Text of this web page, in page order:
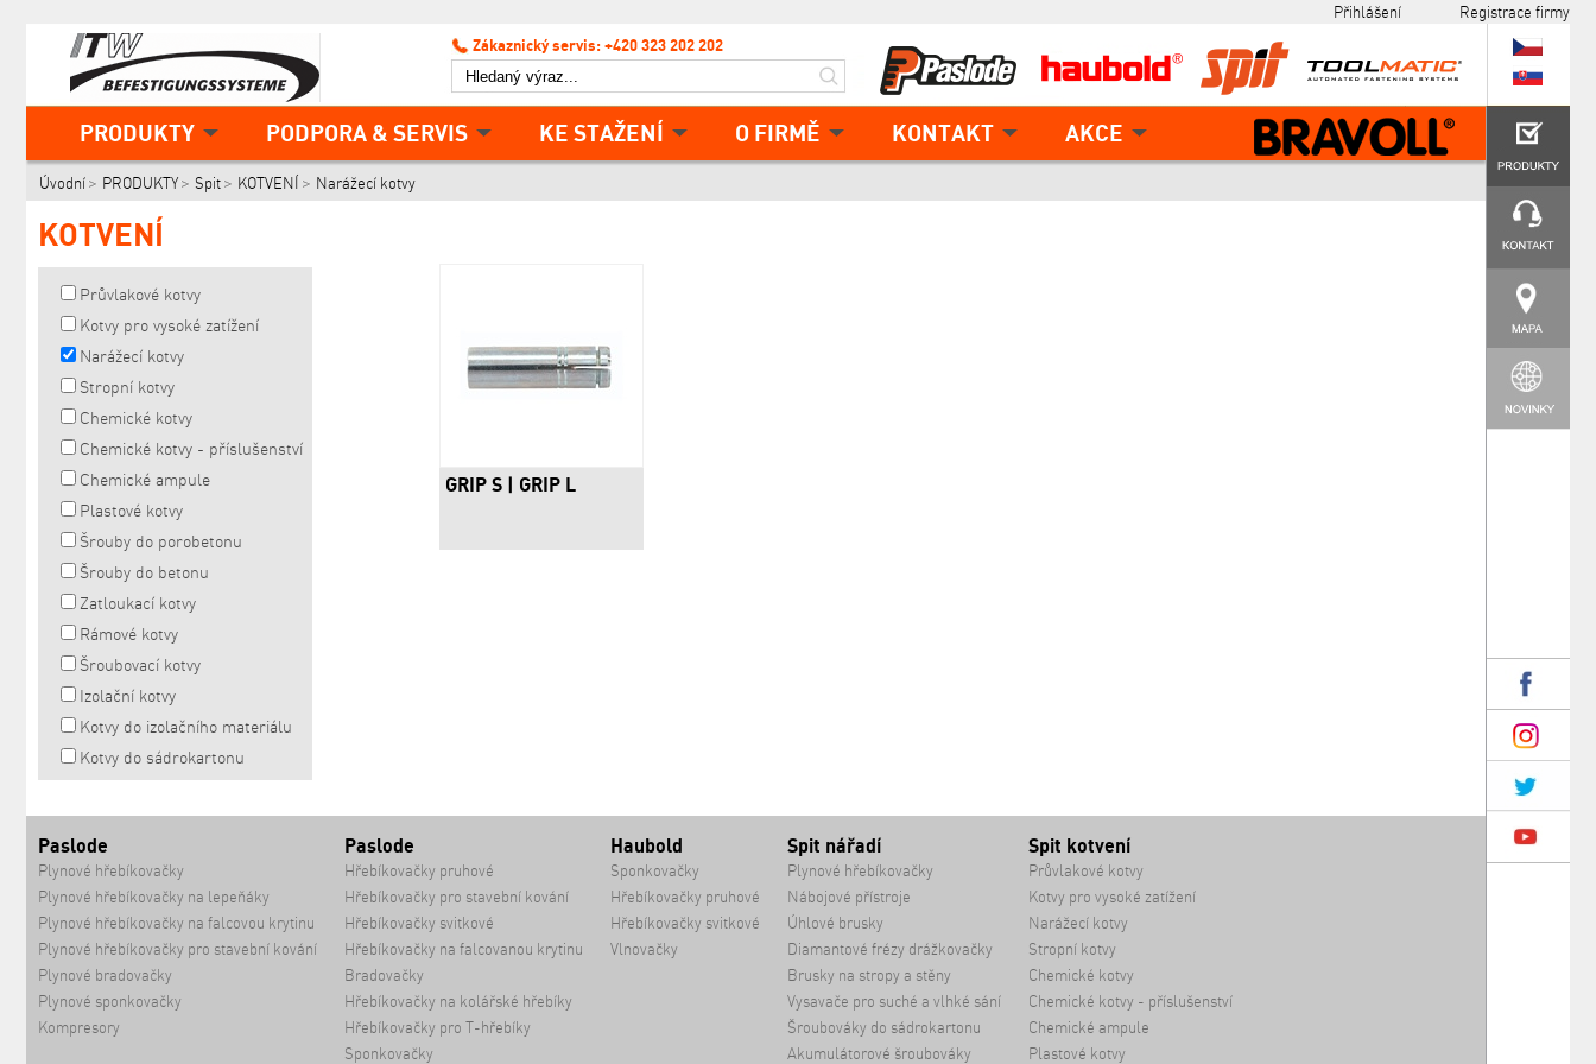
PRODUKTY PODPORA & SERVIS KE STAŽENÍ O FIRMĚ KONTAKT AKCE
Přihlášení
Registrace firmy
Zákaznický servis: +420 323 202 202
Úvodní PRODUKTY Spit KOTVENÍ Narážecí kotvy
KOTVENÍ
Průvlakové kotvy
Kotvy pro vysoké zatížení
Narážecí kotvy
Stropní kotvy
Chemické kotvy
Chemické kotvy - příslušenství
Chemické ampule
Plastové kotvy
Šrouby do porobetonu
Šrouby do betonu
Zatloukací kotvy
Rámové kotvy
Šroubovací kotvy
Izolační kotvy
Kotvy do izolačního materiálu
Kotvy do sádrokartonu
GRIP S | GRIP L
Paslode
Plynové hřebíkovačky
Plynové hřebíkovačky na lepeňáky
Plynové hřebíkovačky na falcovou krytinu
Plynové hřebíkovačky pro stavební kování
Plynové bradovačky
Plynové sponkovačky
Kompresory
Paslode
Hřebíkovačky pruhové
Hřebíkovačky pro stavební kování
Hřebíkovačky svitkové
Hřebíkovačky na falcovanou krytinu
Bradovačky
Hřebíkovačky na kolářské hřebíky
Hřebíkovačky pro T-hřebíky
Sponkovačky
Haubold
Sponkovačky
Hřebíkovačky pruhové
Hřebíkovačky svitkové
Vlnovačky
Spit nářadí
Plynové hřebíkovačky
Nábojové přístroje
Úhlové brusky
Diamantové frézy drážkovačky
Brusky na stropy a stěny
Vysavače pro suché a vlhké sání
Šroubováky do sádrokartonu
Akumulátorové šroubováky
Spit kotvení
Průvlakové kotvy
Kotvy pro vysoké zatížení
Narážecí kotvy
Stropní kotvy
Chemické kotvy
Chemické kotvy - příslušenství
Chemické ampule
Plastové kotvy